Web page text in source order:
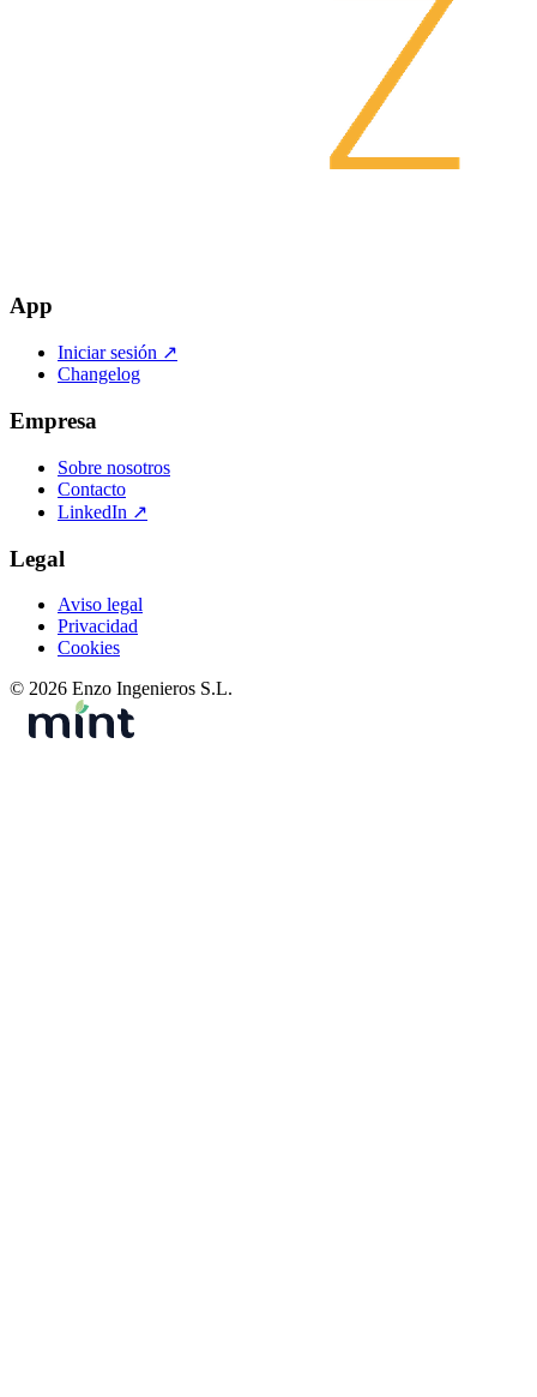
App
Iniciar sesión ↗
Changelog
Empresa
Sobre nosotros
Contacto
LinkedIn ↗
Legal
Aviso legal
Privacidad
Cookies
© 2026 Enzo Ingenieros S.L.